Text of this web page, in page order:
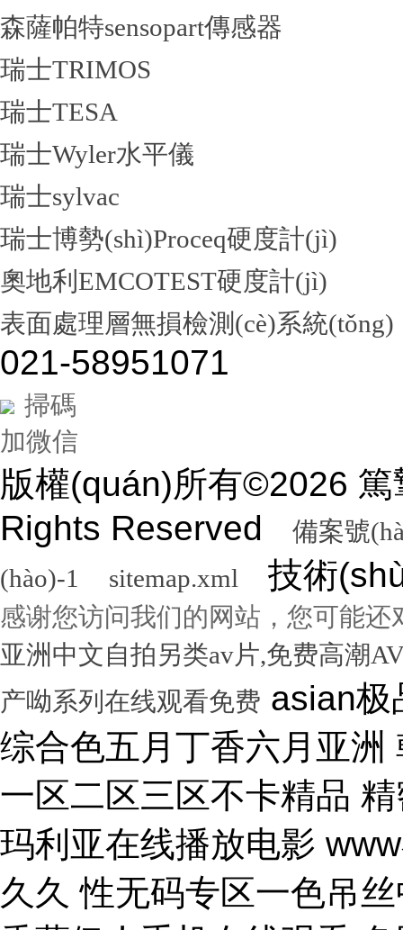
森薩帕特sensopart傳感器
瑞士TRIMOS
瑞士TESA
瑞士Wyler水平儀
瑞士sylvac
瑞士博勢(shì)Proceq硬度計(jì)
奧地利EMCOTEST硬度計(jì)
表面處理層無損檢測(cè)系統(tǒng)
021-58951071
掃碼
加微信
版權(quán)所有©2026
Rights Reserved
備案號
(hào)-1
sitemap.xml 技術
感谢您访问我们的网站，您可能还
亚洲中文自拍另类av片,免费高潮
产呦系列在线观看免费 asian极品呦女xx 黑人尻亚洲女人 激情综合色五月丁香六月亚洲 韩国激情电影华丽的外出 国产一区二区三区不卡精品 精密机械一区二区三区天堂 小泽玛利亚在线播放电影 www在线一区 国产v综合v亚洲欧美久久 性无码专区一色吊丝中文字幕 朝鲜美女黑毛bbw 大香蕉伊人手机在线观看 色国产在线视频一区二区 亚洲无人区天空码头IV 天天躁夜夜躁狠狠躁99 15min摘花出血视频 免费男女黑网站 国产综合精品久久99之一 蜜桃臀无码内射一区二区三区 国产色情18一20岁片a片 正在播放骚 湿 无码福利一区二区不卡片 人人妻人人澡人人爽精品日 日本1区2区3区4区国色 口国产成人高清在线播放 精品一区二区三区在线观看 影音先锋aⅤ无码资源网 男生使劲操女生喷水视频 久久91久久久久久久久 欧美乱妇高清无乱码免费 人与兽黄色视频 免费男人日女人 高潮来了 用力黄片入口 久久精品国产亚洲成人av 中国鸡巴插屄屄 国产精品视频一区啪啪啪 国产精品成人无码视频 亚洲一区二区三区电影在线 亚洲成人无码77777 日韩一中文字幕在线视频 大鸡吧逼逼碰撞 美女被干777 全彩无码里番本子库 国产成人无码a区视频在线观看 玩弄放荡人妻一区二区三 黑丝美女自慰被大鸡巴操 日韩精品一区 久久亚洲av不卡一区二区 操你骚逼www 理论片午午伦夜理片久久 中文字幕无码亚洲a人片 美女操大黑鸡巴 老色鬼久久亚洲av按摩 欧美美女人体艺术 逼逼逼逼啊啊嗯嗯啊视频 69成人免费视频无码专区 免费又爽又大又高潮视频 欧美日韩一二三区在线视频 亚洲精品中文字幕第十页 青青操在线观看国产视频 色婷婷亚洲十月十月色天 啊啊啊湿了视频在线观看 三十路四十路五十路熟女 国产一区二区在线观看天堂 女人张开腿让男人桶视频 bibi av 日本69视频在线免费观看 无码人妻一区二区三区一 在线观看激情av一区二区 日日天天日天天谢天天日 国产迷晕三个美女的网站 一本到在线观看免费收看 国产亚洲无遮挡美女视频 日本网站在线观看一区二区 肏 少 妇 屄 在 线 丝袜制服shemale 美女裸体爆乳张开腿喷水 免费看成人午夜福利专区 gv在线无码男男gay 国产重口老太和变态小伙 随时都能干的校园运动会 VIP可见久久伊人婷婷 国产一级毛片一区二区视频 国产精品久久99简爱亚洲 吧吧吧影院伦理片在线观看 国产精品一二三四区视频 日韩区一区二在线观看视频 黄色片《男人操女人逼》 大香蕉久久日韩91蜜桃 30年驾龄老司机告诉你 91亚洲国产成人精品看片 把屌插进女人的逼里视频 大香蕉porn在线视频 成人性生交大片免费看96 最新亚洲人成无码网www电影 男生机桶女生小穴的视频 久久综合给合久久狠狠狠 国产呦系列一区二区三区 国产特级看欧美日韩中文 欧美大肉棒抽插骚逼视频 国产又色又爽无遮挡免费 男人天堂久久久一区二区 日本人与黑人牲交交免费 亚洲大片免费资源网站片 国产精品原创巨av 性感美女被操逼 美女污骚逼喷水白虎白浆 久久久久亚洲日本欧美视频 天天摸夜夜摸夜夜狠狠添 五险交满15能领多少钱 国产一卡二卡三卡四卡兔 国产综合23p 中国东北老熟妇做爰网视频 一级国产片在线观看免费 欧美黑人欧美精品刺激 激情综合色综合啪啪开心 群交视频大鸡巴 国产三级精品三级男人的天堂 么公在果树林征服了小雪 解开奶罩吸奶头高潮AV 丰满多毛的少妇 国产精品亚洲一区二区久久 黑人和中国熟女啪啪视频 香蕉视频成人网在线观看 荷兰小妓女高潮βbbw 日韩一区二区经典在线视频 学长让我夹震蛋自慰给他看 WWW亚洲精品久久久乳 免费看点www逼里逼里 手机亚洲第一页 夫妻性生活黄色一级大片 久久综合九色 免费看欧美日韩特级黄片 美女高潮久久免费观看国产 又粗又大又硬毛片免费看 欧美日韩成人大片p内射 草莓视频成视频在线观看 无码专区 人妻系列 在线 日本不卡一区二区三区四区 三级片在线观看国产三级 办公室国产a国产片免费 久久无码!视频 国产成年无码aⅤ片在线 大鸡巴插美女小穴动态图 国产亚洲aaa在线观看 一级二级三一片内射视频 在线观看欧美视频一区二区 被玩环了外高冷老师动漫 动漫男女操鸡巴射精网站 啊啊啊啊大鸡巴操我视频 婷婷综合久久中文字幕蜜桃三电影 色婷五月综激情亚洲综合 久久精品国产自清天天线 日本免费播放一区二区视频 丰满多毛的少妇 舔骚妇淫穴网站 最好看免费观看高清大全 99国产欧美另类久久片 人体艺术在线观看 成在人线视频男人的天堂 国产成人视a片品免费 东京热无码av一区二区 一道本中文字幕在线观看 嗯～好爽射进去强奸啊～ 真人作爱试看120分钟 在线观看国产三级片视频 国产极品高颜值美女到高潮 国产精品高清国产三级av 久久久无码专区中文字幕 推特网红91露出樱桃味 日本不卡码一区二区三区 小骚逼啪啪视频 男男无专砖码高清在线观看 亚洲精